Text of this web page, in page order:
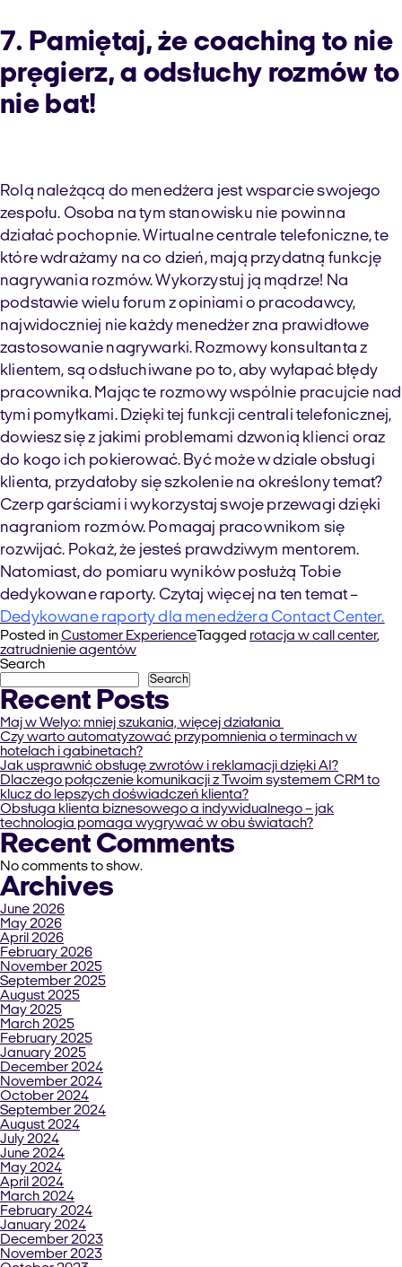
7. Pamiętaj, że coaching to nie
pręgierz, a odsłuchy rozmów to
nie bat!
Rolą należącą do menedżera jest wsparcie swojego
zespołu. Osoba na tym stanowisku nie powinna
działać pochopnie. Wirtualne centrale telefoniczne, te
które wdrażamy na co dzień, mają przydatną funkcję
nagrywania rozmów. Wykorzystuj ją mądrze! Na
podstawie wielu forum z opiniami o pracodawcy,
najwidoczniej nie każdy menedżer zna prawidłowe
zastosowanie nagrywarki. Rozmowy konsultanta z
klientem, są odsłuchiwane po to, aby wyłapać błędy
pracownika. Mając te rozmowy wspólnie pracujcie nad
tymi pomyłkami. Dzięki tej funkcji centrali telefonicznej,
dowiesz się z jakimi problemami dzwonią klienci oraz
do kogo ich pokierować. Być może w dziale obsługi
klienta, przydałoby się szkolenie na określony temat?
Czerp garściami i wykorzystaj swoje przewagi dzięki
nagraniom rozmów. Pomagaj pracownikom się
rozwijać. Pokaż, że jesteś prawdziwym mentorem.
Natomiast, do pomiaru wyników posłużą Tobie
dedykowane raporty. Czytaj więcej na ten temat –
Dedykowane raporty dla menedżera Contact Center.
Posted inCustomer ExperienceTagged rotacja w call center,
zatrudnienie agentów
Search
Search
Recent Posts
Maj w Welyo: mniej szukania, więcej działania
Czy warto automatyzować przypomnienia o terminach w
hotelach i gabinetach?
Jak usprawnić obsługę zwrotów i reklamacji dzięki AI?
Dlaczego połączenie komunikacji z Twoim systemem CRM to
klucz do lepszych doświadczeń klienta?
Obsługa klienta biznesowego a indywidualnego – jak
technologia pomaga wygrywać w obu światach?
Recent Comments
No comments to show.
Archives
June 2026
May 2026
April 2026
February 2026
November 2025
September 2025
August 2025
May 2025
March 2025
February 2025
January 2025
December 2024
November 2024
October 2024
September 2024
August 2024
July 2024
June 2024
May 2024
April 2024
March 2024
February 2024
January 2024
December 2023
November 2023